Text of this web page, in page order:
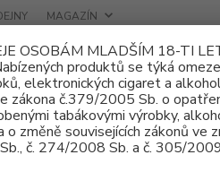
OSOBÁM MLADŠÍM 18-TI
produktů se týká
elektronických cigaret a
č.379/2005 Sb. o
tabákovými výrobky,
změně souvisejících zákonů ve
č. 274/2008 Sb. a č. 305/
MAGAZÍN
sůl X4 Bar Juice E-liquid X4 Bar